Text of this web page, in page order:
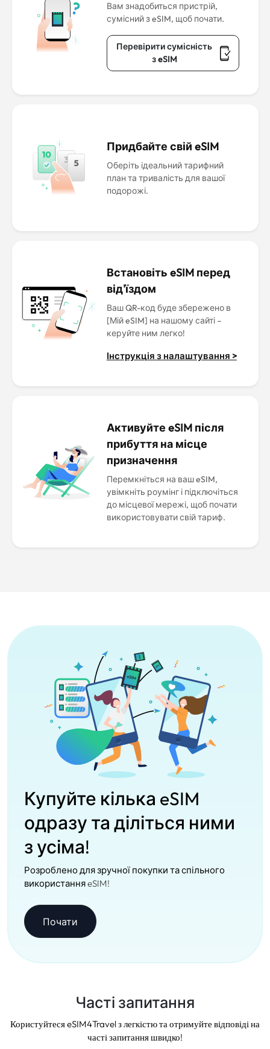
Вам знадобиться пристрій,
сумісний з eSIM, щоб почати.
Перевірити сумісність
з eSIM
Придбайте свій eSIM
Оберіть ідеальний тарифний
план та тривалість для вашої
подорожі.
Встановіть eSIM перед
від'їздом
Ваш QR-код буде збережено в
[Мій eSIM] на нашому сайті –
керуйте ним легко!
Інструкція з налаштування >
Активуйте eSIM після
прибуття на місце
призначення
Перемкніться на ваш eSIM,
увімкніть роумінг і підключіться
до місцевої мережі, щоб почати
використовувати свій тариф.
Купуйте кілька eSIM
одразу та діліться ними
з усіма!
Розроблено для зручної покупки та спільного
використання eSIM!
Почати
Часті запитання
Користуйтеся eSIM4Travel з легкістю та отримуйте відповіді на
часті запитання швидко!